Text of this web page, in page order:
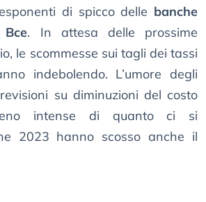
di spicco delle banche
. In attesa delle prossime
le scommesse sui tagli dei tassi
indebolendo. L’umore degli
su diminuzioni del costo
intense di quanto ci si
2023 hanno scosso anche il